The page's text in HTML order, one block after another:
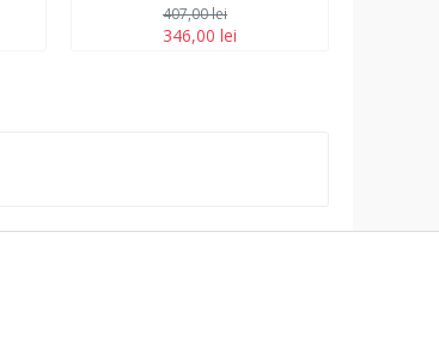
346,00 lei
407,00 lei